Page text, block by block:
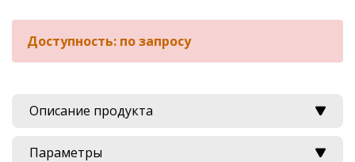
Доступность: по запросу
Описание продукта
Параметры